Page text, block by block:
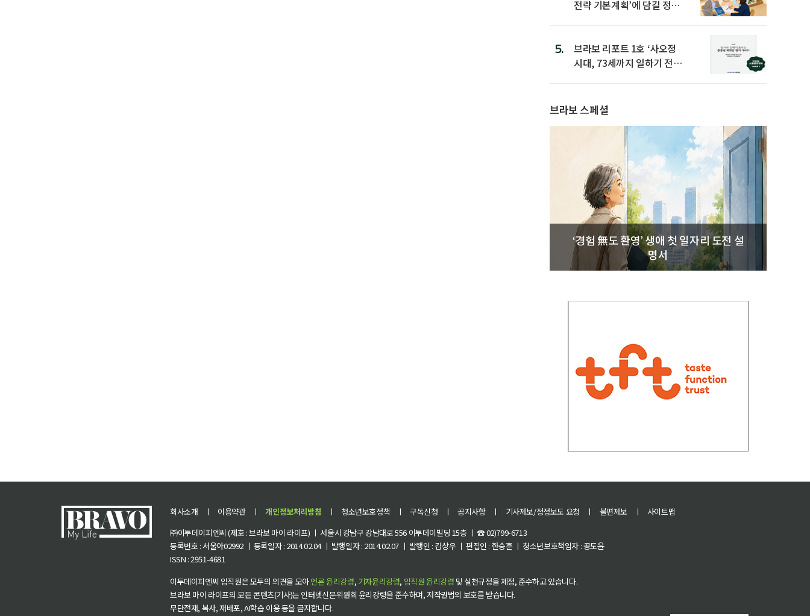
전략 기본계획’에 담길 정책
5.
브라보 리포트 1호 ‘사오정
시대, 73세까지 일하기 전략’
브라보 스페셜
‘경험 無도 환영’ 생애 첫 일자리 도전 설
명서
회사소개 ㅣ 이용약관 ㅣ 개인정보처리방침 ㅣ 청소년보호정책 ㅣ 구독신청 ㅣ 공지사항 ㅣ 기사제보/정정보도 요청 ㅣ 불편제보 ㅣ
사이트맵
㈜이투데이피엔씨 (제호 : 브라보 마이 라이프) ㅣ 서울시 강남구 강남대로 556 이투데이빌딩 15층 ㅣ ☎ 02)799-6713
등록번호 : 서울아02992 ㅣ 등록일자 : 2014.02.04 ㅣ 발행일자 : 2014.02.07 ㅣ 발행인 : 김상우 ㅣ 편집인 : 한승훈 ㅣ 청소년보호책임자 : 공도윤
ISSN : 2951-4681
이투데이피엔씨 임직원은 모두의 의견을 모아언론 윤리강령, 기자윤리강령, 임직원 윤리강령 및 실천규정을 제정, 준수하고 있습니다.
브라보 마이 라이프의 모든 콘텐츠(기사)는 인터넷신문위원회 윤리강령을 준수하며, 저작권법의 보호를 받습니다.
무단전재, 복사, 재배포, AI학습 이용 등을 금지합니다.